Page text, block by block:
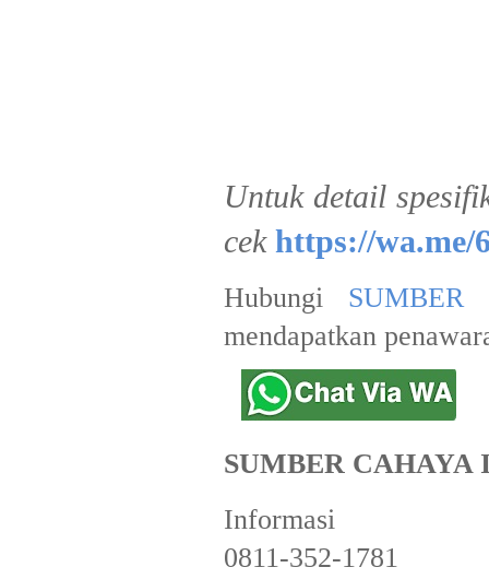
Untuk detail
cek https://wa.me/
Hubungi SUMBER
mendapatkan
SUMBER CAHAYA
Informasi
0811-352-1781